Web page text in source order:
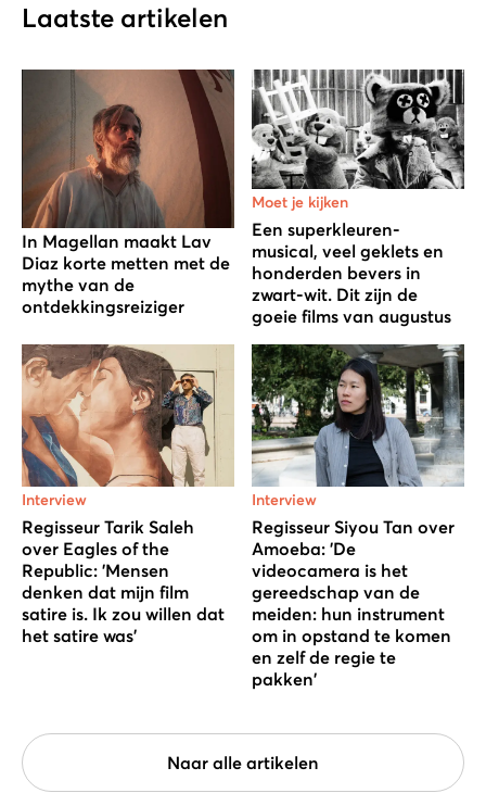
Laatste artikelen
In Magellan maakt Lav
Diaz korte metten met de
mythe van de
ontdekkingsreiziger
Moet je kijken
Een superkleuren-
musical, veel geklets en
honderden bevers in
zwart-wit. Dit zijn de
goeie films van augustus
Interview
Regisseur Tarik Saleh
over Eagles of the
Republic: 'Mensen
denken dat mijn film
satire is. Ik zou willen dat
het satire was'
Interview
Regisseur Siyou Tan over
Amoeba: 'De
videocamera is het
gereedschap van de
meiden: hun instrument
om in opstand te komen
en zelf de regie te
pakken'
Naar alle artikelen